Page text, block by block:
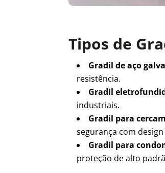
Tipos de
Gradil de aço
resistência.
Gradil
industriais.
Gradil para
segurança com
Gradil para
proteção de alto